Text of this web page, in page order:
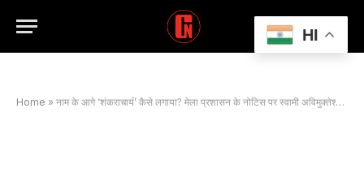
Home » नाम के आगे ‘शंकराचार्य’ कैसे लगाया? मेला प्रशासन के नोटिस पर स्वामी अविमुक्तेश्वरानंद का करारा जवाब
HI